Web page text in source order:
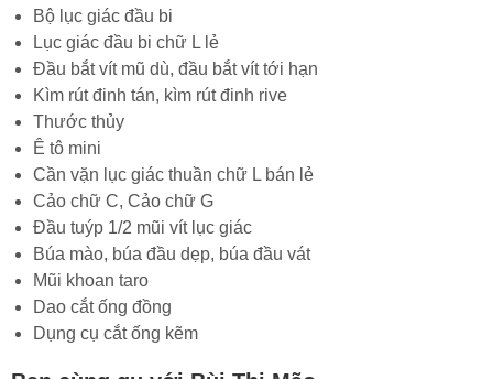
Bộ lục giác đầu bi
Lục giác đầu bi chữ L lẻ
Đầu bắt vít mũ dù, đầu bắt vít tới hạn
Kìm rút đinh tán, kìm rút đinh rive
Thước thủy
Ê tô mini
Cần vặn lục giác thuần chữ L bán lẻ
Cảo chữ C, Cảo chữ G
Đầu tuýp 1/2 mũi vít lục giác
Búa mào, búa đầu dẹp, búa đầu vát
Mũi khoan taro
Dao cắt ống đồng
Dụng cụ cắt ống kẽm